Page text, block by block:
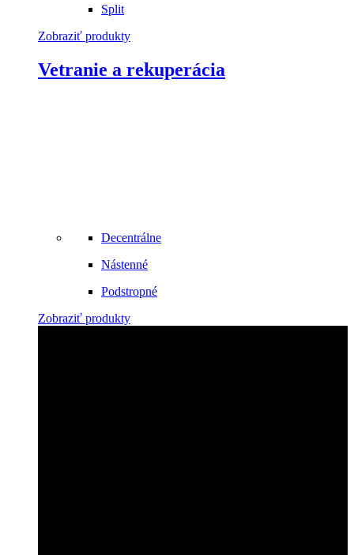
Split
Zobraziť produkty
Vetranie a rekuperácia
Decentrálne
Nástenné
Podstropné
Zobraziť produkty